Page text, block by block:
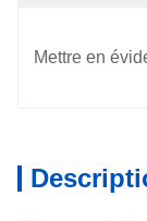
Mettre en